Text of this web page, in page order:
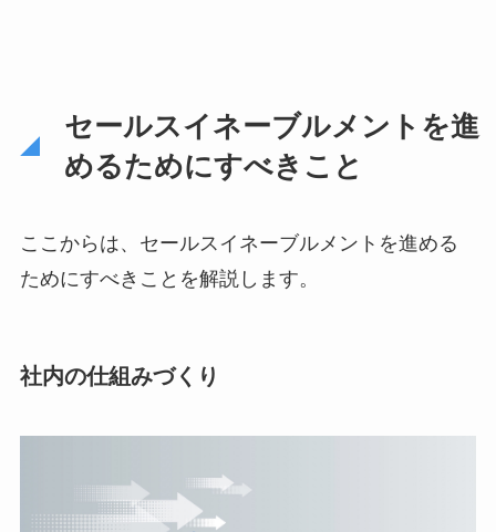
セールスイネーブルメントを進
めるためにすべきこと
ここからは、セールスイネーブルメントを進める
ためにすべきことを解説します。
社内の仕組みづくり